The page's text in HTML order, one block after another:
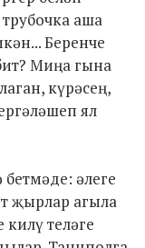
аша
Беренче
Миңа гына
күрәсең,
ял
әлеге
җырлар агыла
теләге